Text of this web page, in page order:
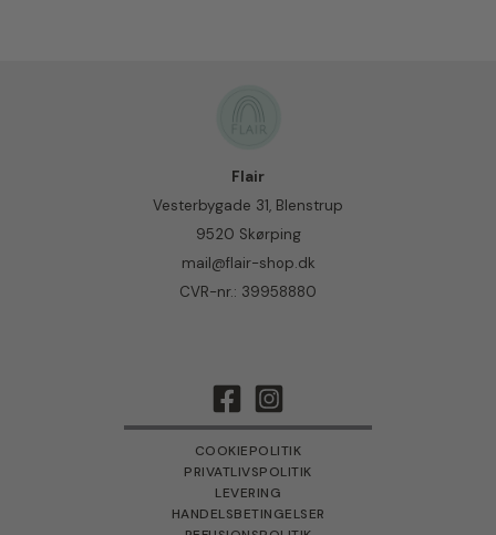
Flair
Vesterbygade 31, Blenstrup
9520 Skørping
mail@flair-shop.dk
CVR-nr.: 39958880
COOKIEPOLITIK
PRIVATLIVSPOLITIK
LEVERING
HANDELSBETINGELSER